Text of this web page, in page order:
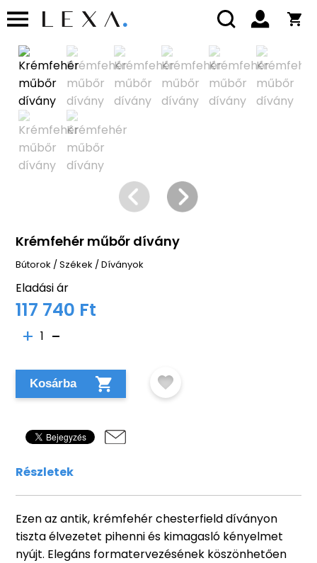
Krémfehér műbőr dívány
Bútorok /Székek /Díványok
Eladási ár
117 740 Ft
1
Kosárba
Részletek
Ezen az antik, krémfehér chesterfield díványon
tiszta élvezetet pihenni és kimagasló kényelmet
nyújt. Elegáns formatervezésének köszönhetően